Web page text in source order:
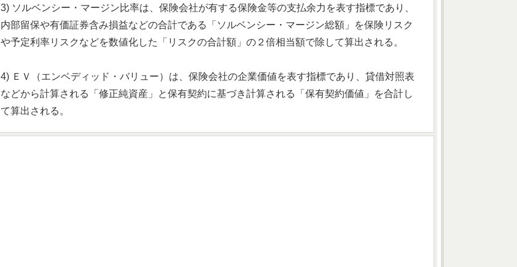
3) ソルベンシー・マージン比率は、保険会社が有する保険金等の支払余力を表す指標であり、
内部留保や有価証券含み損益などの合計である「ソルベンシー・マージン総額」を保険リスク
や予定利率リスクなどを数値化した「リスクの合計額」の２倍相当額で除して算出される。
4) ＥＶ（エンベディッド・バリュー）は、保険会社の企業価値を表す指標であり、貸借対照表
などから計算される「修正純資産」と保有契約に基づき計算される「保有契約価値」を合計し
て算出される。